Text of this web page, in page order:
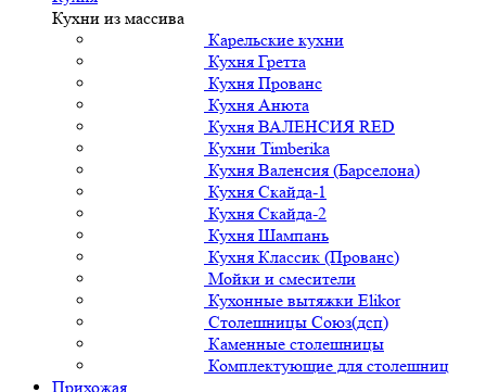
Кухни из массива
Карельские кухни
Кухня Гретта
Кухня Прованс
Кухня Анюта
Кухня ВАЛЕНСИЯ RED
Кухни Timberika
Кухня Валенсия (Барселона)
Кухня Скайда-1
Кухня Скайда-2
Кухня Шампань
Кухня Классик (Прованс)
Мойки и смесители
Кухонные вытяжки Elikor
Столешницы Союз(дсп)
Каменные столешницы
Комплектующие для столешниц
Прихожая